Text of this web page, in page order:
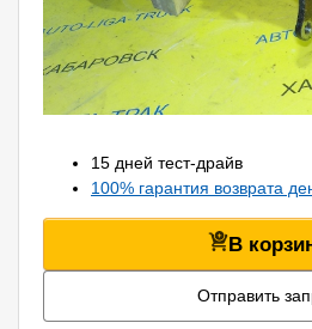
15 дней тест-драйв
100% гарантия возврата
В
Отправить